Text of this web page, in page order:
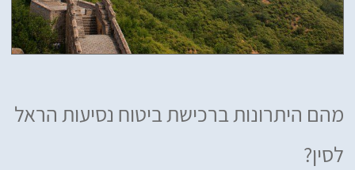
מהם היתרונות ברכישת ביטוח נסיעות הראל
לסין?